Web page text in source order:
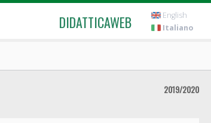
DIDATTICAWEB
English
Italiano
2019/2020